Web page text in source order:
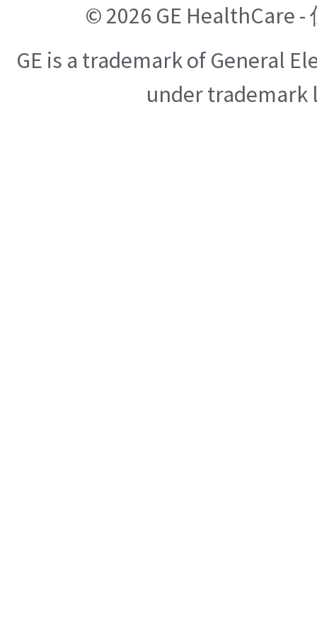
© 2026 GE HealthCare
GE is a trademark of General
under trademark